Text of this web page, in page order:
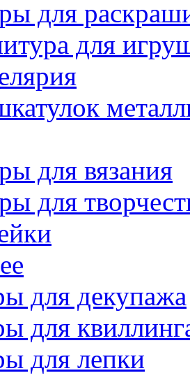
для
для
для вязания
для
для декупажа
для
для лепки